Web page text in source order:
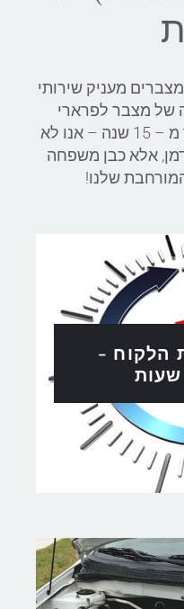
מעניק שירותי
של מצבר לפרארי
(Ferrari) עד הבית כבר יותר מ – 15 שנה – אנו לא
אלא כבן משפחה
שלנו!
הלקוח -